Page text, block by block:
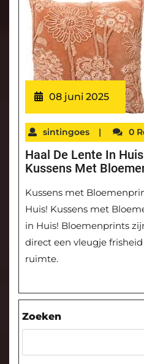
08 juni 2025
sintingoes | 0
Haal De Lente In
Kussens Met
Kussens met
Huis! Kussens met
in Huis! Bloemenprints
direct een vleugje
ruimte.
Zoeken